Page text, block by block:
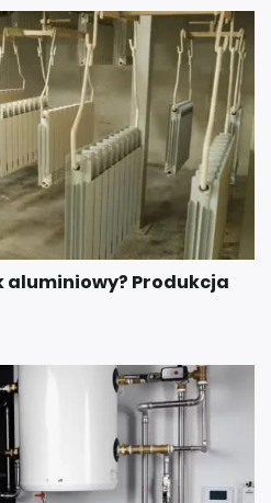
Produkcja